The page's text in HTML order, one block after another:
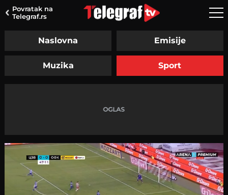
Povratak na
Telegraf.rs
Naslovna Emisije
Muzika Sport